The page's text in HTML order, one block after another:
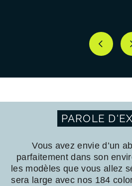
PAROLE
Vous avez envie d’un
parfaitement dans son
les modèles que vous allez
sera large avec nos 184